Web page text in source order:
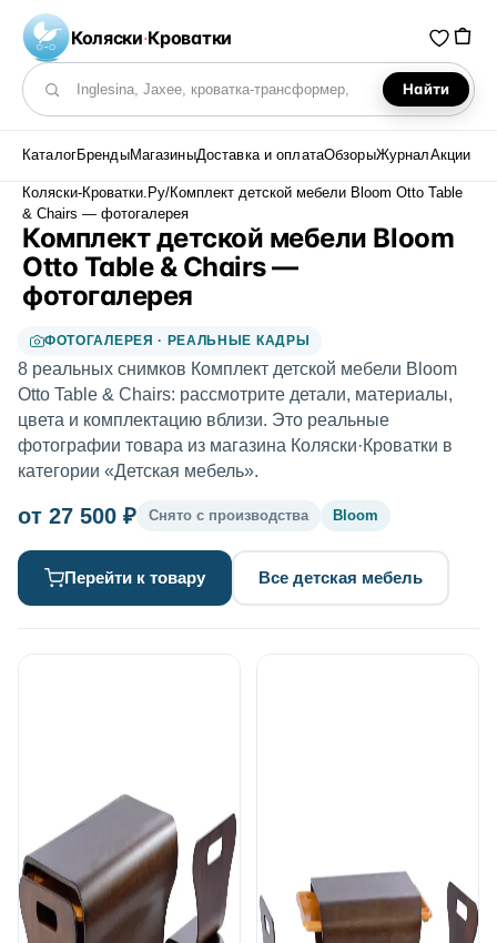
Коляски·Кроватки
Поиск по каталогу
Найти
КаталогБрендыМагазиныДоставка и оплатаОбзорыЖурналАкции
Коляски-Кроватки.Ру/Комплект детской мебели Bloom Otto Table
& Chairs — фотогалерея
Комплект детской мебели Bloom
Otto Table & Chairs —
фотогалерея
ФОТОГАЛЕРЕЯ · РЕАЛЬНЫЕ КАДРЫ
8 реальных снимков Комплект детской мебели Bloom
Otto Table & Chairs: рассмотрите детали, материалы,
цвета и комплектацию вблизи. Это реальные
фотографии товара из магазина Коляски·Кроватки в
категории «Детская мебель».
от 27 500 ₽ Снято с производства Bloom
Перейти к товару Все детская мебель